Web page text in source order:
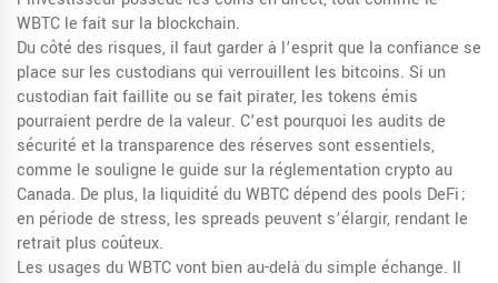
WBTC le fait sur la blockchain.
Du côté des risques, il faut garder à l’esprit que la confiance se
place sur les custodians qui verrouillent les bitcoins. Si un
custodian fait faillite ou se fait pirater, les tokens émis
pourraient perdre de la valeur. C’est pourquoi les audits de
sécurité et la transparence des réserves sont essentiels,
comme le souligne le guide sur la réglementation crypto au
Canada. De plus, la liquidité du WBTC dépend des pools DeFi ;
en période de stress, les spreads peuvent s’élargir, rendant le
retrait plus coûteux.
Les usages du WBTC vont bien au-delà du simple échange. Il